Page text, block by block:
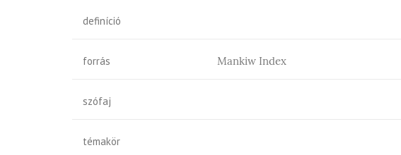
definíció
forrás Mankiw Index
szófaj
témakör